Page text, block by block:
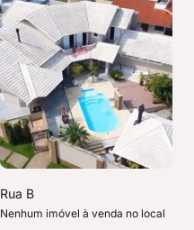
Rua B
Nenhum imóvel à venda no local